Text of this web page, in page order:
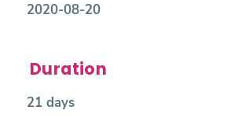
2020-08-20
Duration
21 days